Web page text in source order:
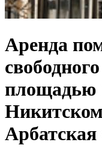
Аренда
площадью